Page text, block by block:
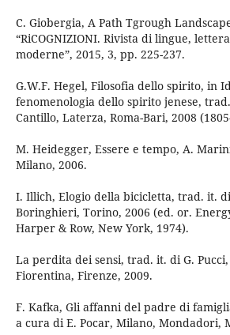
C. Giobergia, A Path Tgrough
“RiCOGNIZIONI. Rivista di lingue,
moderne”, 2015, 3, pp. 225-237.
G.W.F. Hegel, Filosofia dello spirito, in
fenomenologia dello spirito jenese,
Cantillo, Laterza, Roma-Bari, 2008
M. Heidegger, Essere e tempo, A.
Milano, 2006.
I. Illich, Elogio della bicicletta, trad. it.
Boringhieri, Torino, 2006 (ed. or.
Harper & Row, New York, 1974).
La perdita dei sensi, trad. it. di G.
Fiorentina, Firenze, 2009.
F. Kafka, Gli affanni del padre di
a cura di E. Pocar, Milano, Mondadori,